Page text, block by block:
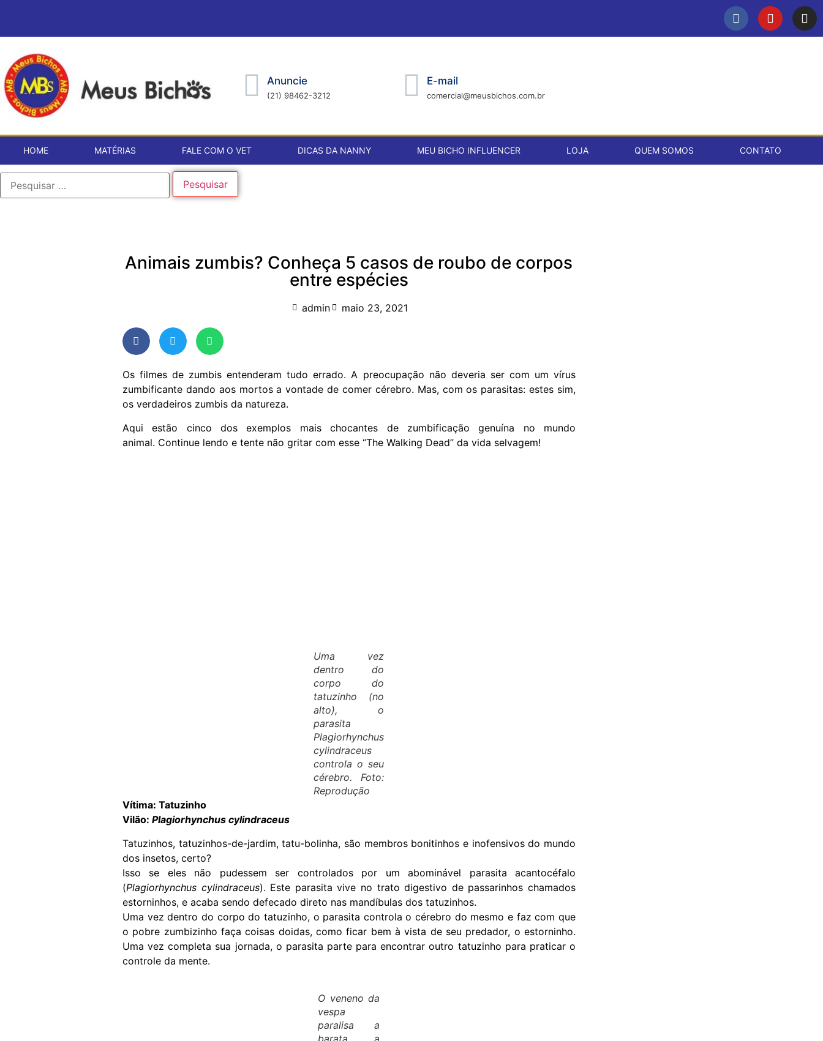
Anuncie
(21) 98462-3212
E-mail
comercial@meusbichos.com.br
HOME MATÉRIAS FALE COM O VET DICAS DA NANNY MEU BICHO INFLUENCER LOJA QUEM SOMOS CONTATO
Animais zumbis? Conheça 5 casos de roubo de corpos
entre espécies
admin maio 23, 2021
Os filmes de zumbis entenderam tudo errado. A preocupação não deveria ser com um vírus
zumbificante dando aos mortos a vontade de comer cérebro. Mas, com os parasitas: estes sim,
os verdadeiros zumbis da natureza.
Aqui estão cinco dos exemplos mais chocantes de zumbificação genuína no mundo
animal. Continue lendo e tente não gritar com esse “The Walking Dead” da vida selvagem!
Uma vez
dentro do
corpo do
tatuzinho (no
alto), o
parasita
Plagiorhynchus
cylindraceus
controla o seu
cérebro. Foto:
Reprodução
Vítima: Tatuzinho
Vilão: Plagiorhynchus cylindraceus
Tatuzinhos, tatuzinhos-de-jardim, tatu-bolinha, são membros bonitinhos e inofensivos do mundo
dos insetos, certo?
Isso se eles não pudessem ser controlados por um abominável parasita acantocéfalo
(Plagiorhynchus cylindraceus). Este parasita vive no trato digestivo de passarinhos chamados
estorninhos, e acaba sendo defecado direto nas mandíbulas dos tatuzinhos.
Uma vez dentro do corpo do tatuzinho, o parasita controla o cérebro do mesmo e faz com que
o pobre zumbizinho faça coisas doidas, como ficar bem à vista de seu predador, o estorninho.
Uma vez completa sua jornada, o parasita parte para encontrar outro tatuzinho para praticar o
controle da mente.
O veneno da
vespa
paralisa a
barata, a